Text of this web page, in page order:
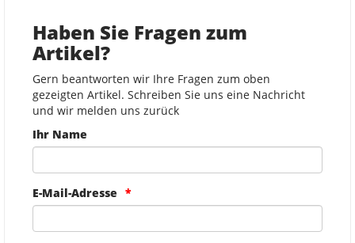
Haben Sie Fragen zum
Artikel?
Gern beantworten wir Ihre Fragen zum oben
gezeigten Artikel. Schreiben Sie uns eine Nachricht
und wir melden uns zurück
Ihr Name
E-Mail-Adresse